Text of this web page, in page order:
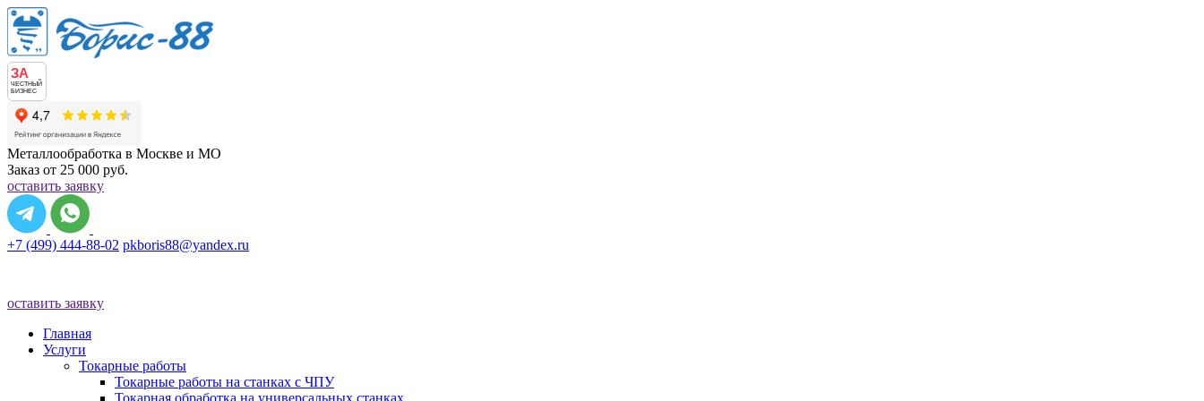
ЗА
ЧЕСТНЫЙ
БИЗНЕС
Металлообработка в Москве и МО
Заказ от 25 000 руб.
оставить заявку
+7 (499) 444-88-02 pkboris88@yandex.ru
оставить заявку
Главная
Услуги
Токарные работы
Токарные работы на станках с ЧПУ
Токарная обработка на универсальных станках